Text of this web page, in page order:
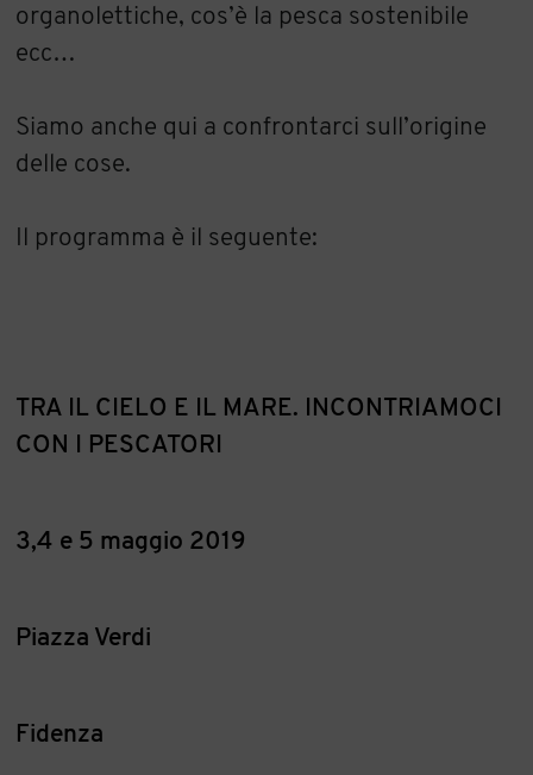
organolettiche, cos’è la pesca sostenibile
ecc…
Siamo anche qui a confrontarci sull’origine
delle cose.
Il programma è il seguente:
TRA IL CIELO E IL MARE. INCONTRIAMOCI
CON I PESCATORI
3,4 e 5 maggio 2019
Piazza Verdi
Fidenza